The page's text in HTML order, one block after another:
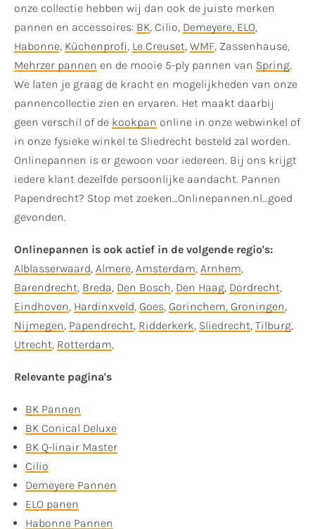
onze collectie hebben wij dan ook de juiste merken
pannen en accessoires: BK, Cilio, Demeyere, ELO,
Habonne, Küchenprofi, Le Creuset, WMF, Zassenhause,
Mehrzer pannen en de mooie 5-ply pannen van Spring.
We laten je graag de kracht en mogelijkheden van onze
pannencollectie zien en ervaren. Het maakt daarbij
geen verschil of de kookpan online in onze webwinkel of
in onze fysieke winkel te Sliedrecht besteld zal worden.
Onlinepannen is er gewoon voor iedereen. Bij ons krijgt
iedere klant dezelfde persoonlijke aandacht. Pannen
Papendrecht? Stop met zoeken…Onlinepannen.nl…goed
gevonden.
Onlinepannen is ook actief in de volgende regio's:
Alblasserwaard, Almere, Amsterdam, Arnhem,
Barendrecht, Breda, Den Bosch, Den Haag, Dordrecht,
Eindhoven, Hardinxveld, Goes, Gorinchem, Groningen,
Nijmegen, Papendrecht, Ridderkerk, Sliedrecht, Tilburg,
Utrecht, Rotterdam,
Relevante pagina's
BK Pannen
BK Conical Deluxe
BK Q-linair Master
Cilio
Demeyere Pannen
ELO panen
Habonne Pannen